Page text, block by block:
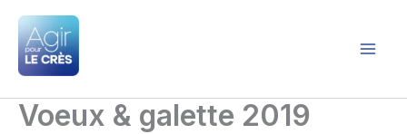
Aller
contenu
Voeux & galette 2019